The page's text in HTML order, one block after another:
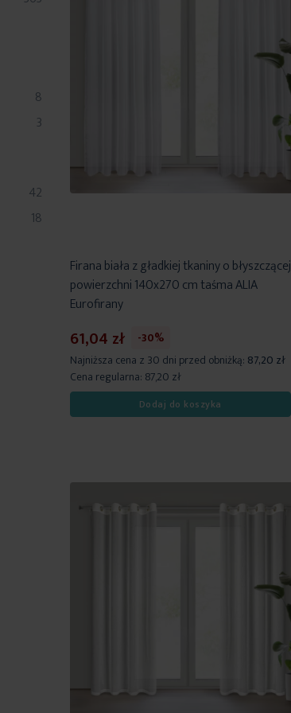
Firana biała z gładkiej tkaniny o błyszczącej
powierzchni 140x270 cm taśma ALIA
Eurofirany
61,04 zł
-30%
Najniższa cena z 30 dni przed obniżką: 87,20 zł
Cena regularna: 87,20 zł
Dodaj do koszyka
8
produkty
3
produkty
42
produkty
18
produkty